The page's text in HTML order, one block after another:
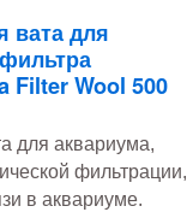
вата для
Filter Wool 500
для аквариума,
фильтрации,
в аквариуме.